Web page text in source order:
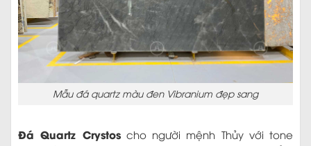
Mẫu đá quartz màu đen Vibranium đẹp sang
Đá Quartz Crystoscho người mệnh Thủy với tone